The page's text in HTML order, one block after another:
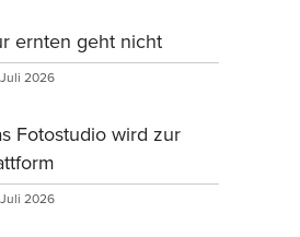
ernten geht nicht
2026
Fotostudio wird zur
2026